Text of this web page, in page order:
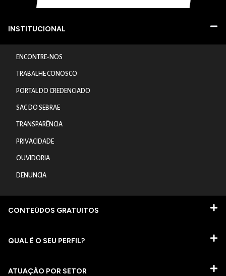
INSTITUCIONAL
ENCONTRE-NOS
TRABALHE CONOSCO
PORTAL DO CREDENCIADO
SAC DO SEBRAE
TRANSPARÊNCIA
PRIVACIDADE
OUVIDORIA
DENUNCIA
CONTEÚDOS GRATUITOS
QUAL É O SEU PERFIL?
ATUAÇÃO POR SETOR